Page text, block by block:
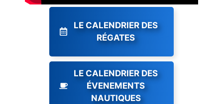
LE CALENDRIER DES
RÉGATES
LE CALENDRIER DES
ÉVENEMENTS
NAUTIQUES